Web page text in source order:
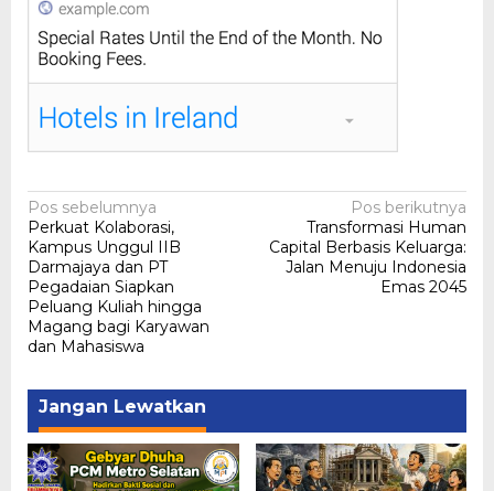
Navigasi
pos
Pos sebelumnya
Perkuat Kolaborasi,
Kampus Unggul IIB
Darmajaya dan PT
Pegadaian Siapkan
Peluang Kuliah hingga
Magang bagi Karyawan
dan Mahasiswa
Pos berikutnya
Transformasi Human
Capital Berbasis Keluarga:
Jalan Menuju Indonesia
Emas 2045
Jangan Lewatkan